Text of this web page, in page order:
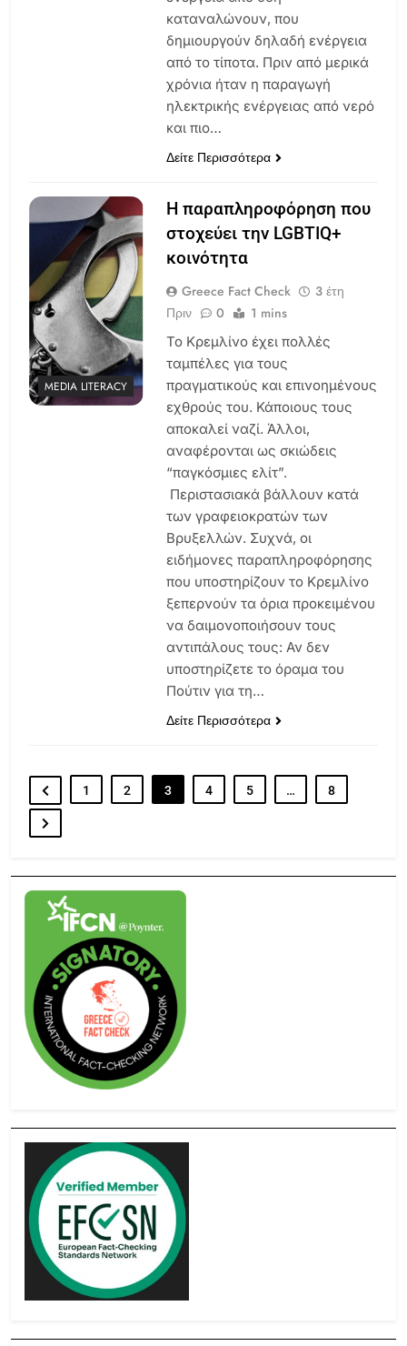
καταναλώνουν, που
δημιουργούν δηλαδή ενέργεια
από το τίποτα. Πριν από μερικά
χρόνια ήταν η παραγωγή
ηλεκτρικής ενέργειας από νερό
και πιο…
Δείτε Περισσότερα
MEDIA LITERACY
Η παραπληροφόρηση που
στοχεύει την LGBTIQ+
κοινότητα
Greece Fact Check
3 έτη
Πριν
0 1 mins
Το Κρεμλίνο έχει πολλές
ταμπέλες για τους
πραγματικούς και επινοημένους
εχθρούς του. Κάποιους τους
αποκαλεί ναζί. Άλλοι,
αναφέρονται ως σκιώδεις
“παγκόσμιες ελίτ”.
Περιστασιακά βάλλουν κατά
των γραφειοκρατών των
Βρυξελλών. Συχνά, οι
ειδήμονες παραπληροφόρησης
που υποστηρίζουν το Κρεμλίνο
ξεπερνούν τα όρια προκειμένου
να δαιμονοποιήσουν τους
αντιπάλους τους: Αν δεν
υποστηρίζετε το όραμα του
Πούτιν για τη…
Δείτε Περισσότερα
1 2 3 4 5 … 8